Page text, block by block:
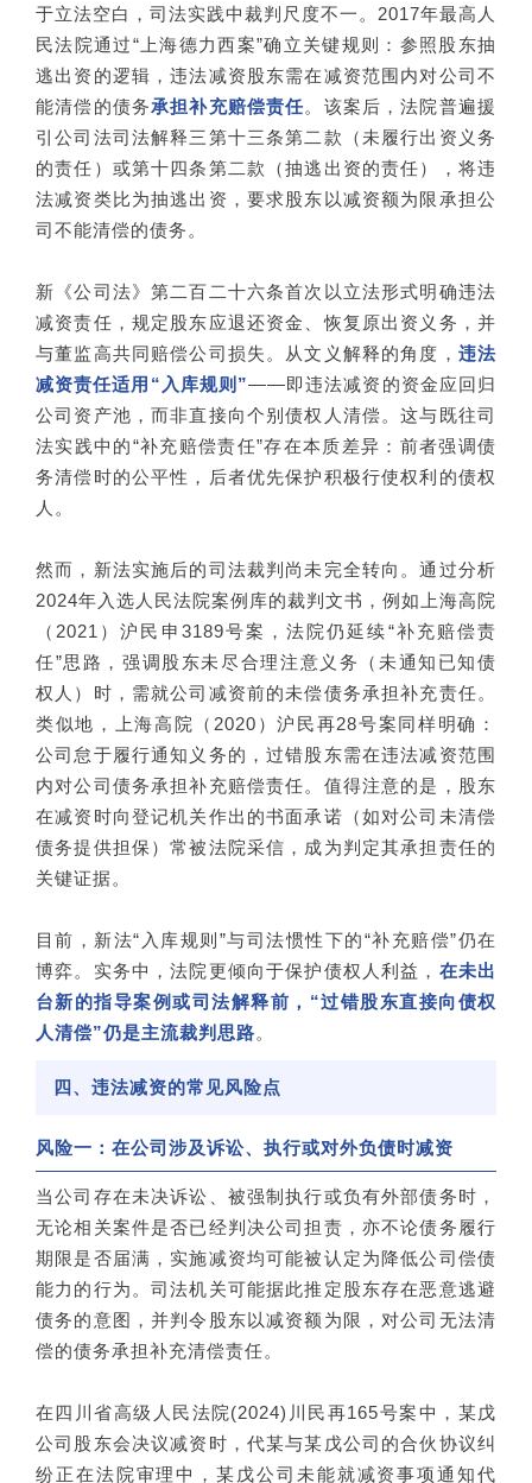
于立法空白，司法实践中裁判尺度不一。2017年最高人
民法院通过“上海德力西案”确立关键规则：参照股东抽
逃出资的逻辑，违法减资股东需在减资范围内对公司不
能清偿的债务承担补充赔偿责任。该案后，法院普遍援
引公司法司法解释三第十三条第二款（未履行出资义务
的责任）或第十四条第二款（抽逃出资的责任），将违
法减资类比为抽逃出资，要求股东以减资额为限承担公
司不能清偿的债务。
新《公司法》第二百二十六条首次以立法形式明确违法
减资责任，规定股东应退还资金、恢复原出资义务，并
与董监高共同赔偿公司损失。从文义解释的角度， 违法
减资责任适用“入库规则”——即违法减资的资金应回归
公司资产池，而非直接向个别债权人清偿。这与既往司
法实践中的“补充赔偿责任”存在本质差异：前者强调债
务清偿时的公平性，后者优先保护积极行使权利的债权
人。
然而，新法实施后的司法裁判尚未完全转向。通过分析
2024年入选人民法院案例库的裁判文书，例如上海高院
（2021）沪民申3189号案，法院仍延续“补充赔偿责
任”思路，强调股东未尽合理注意义务（未通知已知债
权人）时，需就公司减资前的未偿债务承担补充责任。
类似地，上海高院（2020）沪民再28号案同样明确：
公司怠于履行通知义务的，过错股东需在违法减资范围
内对公司债务承担补充赔偿责任。值得注意的是，股东
在减资时向登记机关作出的书面承诺（如对公司未清偿
债务提供担保）常被法院采信，成为判定其承担责任的
关键证据。
目前，新法“入库规则”与司法惯性下的“补充赔偿”仍在
博弈。实务中，法院更倾向于保护债权人利益， 在未出
台新的指导案例或司法解释前，“过错股东直接向债权
人清偿”仍是主流裁判思路。
四、违法减资的常见风险点
风险一：在公司涉及诉讼、执行或对外负债时减资
当公司存在未决诉讼、被强制执行或负有外部债务时，
无论相关案件是否已经判决公司担责，亦不论债务履行
期限是否届满，实施减资均可能被认定为降低公司偿债
能力的行为。司法机关可能据此推定股东存在恶意逃避
债务的意图，并判令股东以减资额为限，对公司无法清
偿的债务承担补充清偿责任。
在四川省高级人民法院(2024)川民再165号案中，某戊
公司股东会决议减资时，代某与某戊公司的合伙协议纠
纷正在法院审理中，某戊公司未能就减资事项通知代